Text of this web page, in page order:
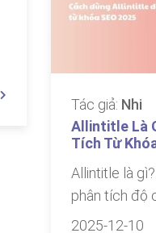
Tác giả: Nhi
Allintitle Là
Tích Từ
Allintitle là
phân tích độ
2025-12-10